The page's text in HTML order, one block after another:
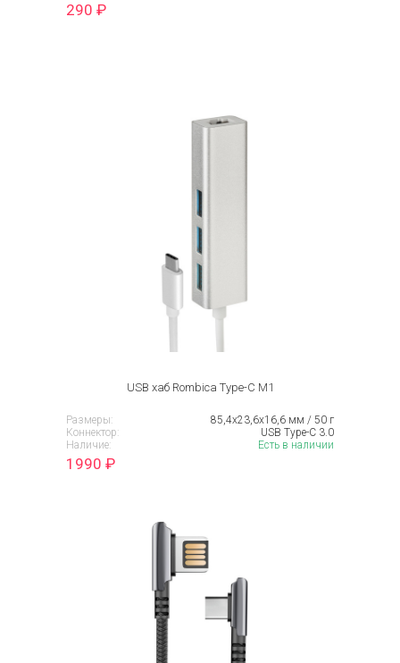
290 ₽
USB хаб Rombica Type-C M1
Размеры:
85,4x23,6x16,6 мм / 50 г
Коннектор:
USB Type-C 3.0
Наличие:
Есть в наличии
1990 ₽